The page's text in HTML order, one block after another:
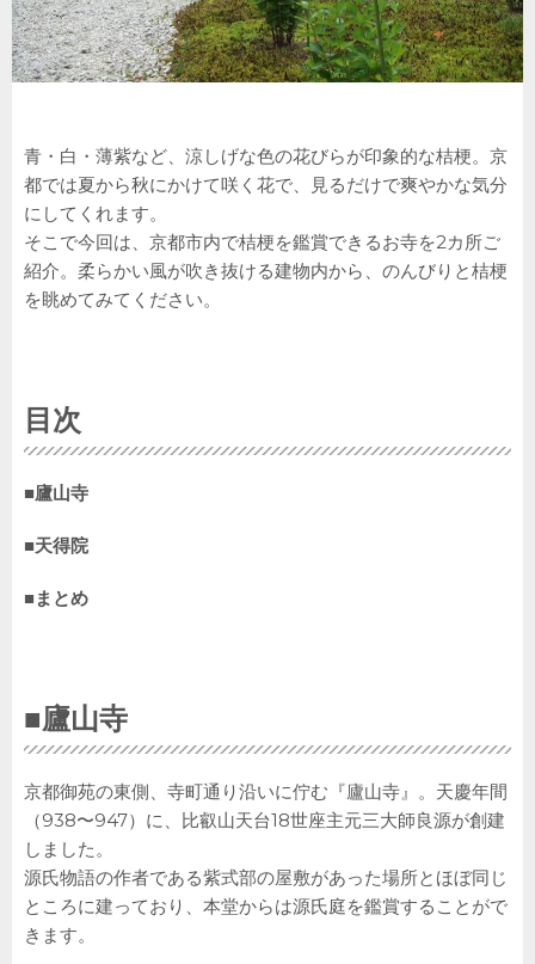
青・白・薄紫など、涼しげな色の花びらが印象的な桔梗。京
都では夏から秋にかけて咲く花で、見るだけで爽やかな気分
にしてくれます。
そこで今回は、京都市内で桔梗を鑑賞できるお寺を2カ所ご
紹介。柔らかい風が吹き抜ける建物内から、のんびりと桔梗
を眺めてみてください。
目次
■廬山寺
■天得院
■まとめ
■廬山寺
京都御苑の東側、寺町通り沿いに佇む『廬山寺』。天慶年間
（938〜947）に、比叡山天台18世座主元三大師良源が創建
しました。
源氏物語の作者である紫式部の屋敷があった場所とほぼ同じ
ところに建っており、本堂からは源氏庭を鑑賞することがで
きます。